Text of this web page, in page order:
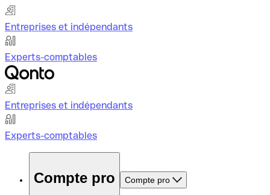
Entreprises et indépendants
Experts-comptables
Entreprises et indépendants
Experts-comptables
Compte pro Compte pro